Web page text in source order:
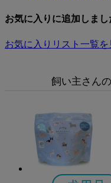
お気に入りに追加しまし
お気に入りリスト一覧を
飼い主さん